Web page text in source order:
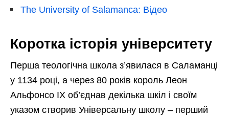
The University of Salamanca: Відео
Коротка історія університету
Перша теологічна школа з’явилася в Саламанці
у 1134 році, а через 80 років король Леон
Альфонсо IX об’єднав декілька шкіл і своїм
указом створив Універсальну школу – перший